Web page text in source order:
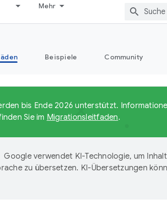
Mehr
Beispiele Community
bis Ende 2026 unterstützt.
Sie im Migrationsleitfaden.
Google verwendet KI-Technologie, um
zu übersetzen. KI-Übersetzungen